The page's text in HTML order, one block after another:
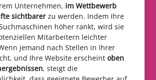
Unternehmen, im Wettbewerb
sichtbarer zu werden. Indem Ihre
höher rankt, wird sie
Mitarbeitern leichter
jemand nach Stellen in Ihrer
und Ihre Website erscheint oben
, steigt die